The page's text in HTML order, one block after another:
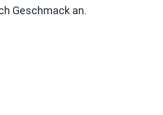
Geschmack an.